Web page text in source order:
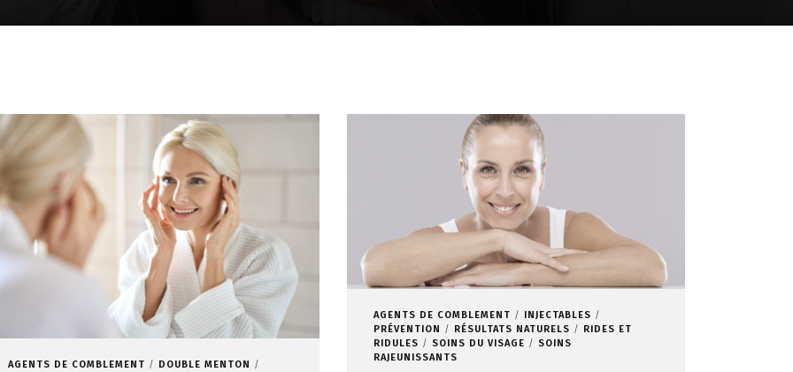
DP4 EXOSOMES CLARION EXOSOMES CLARION
AGENTS DE COMBLEMENT
DOUBLE MENTON
AGENTS DE COMBLEMENT
INJECTABLES
PRÉVENTION
RÉSULTATS NATURELS
RIDES ET
RIDULES
SOINS DU VISAGE
SOINS
RAJEUNISSANTS